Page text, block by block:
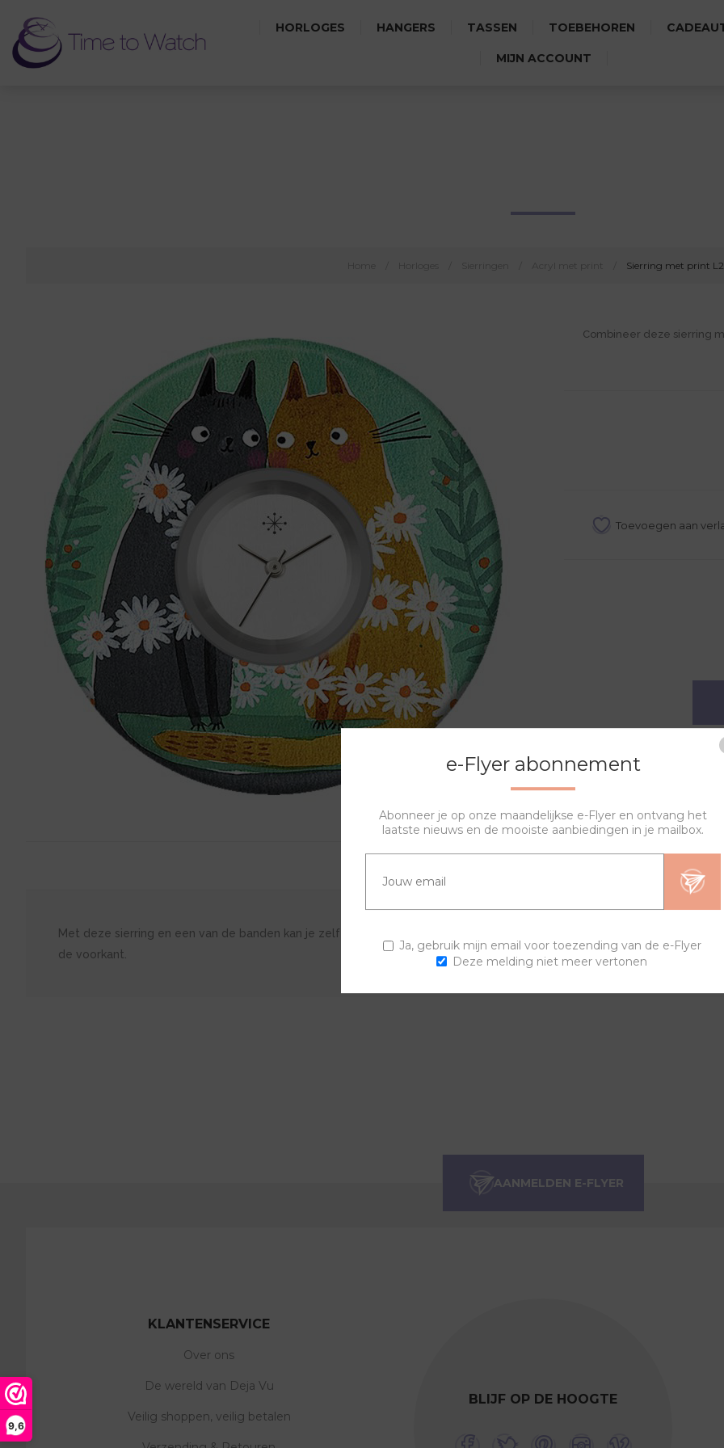
9,6
HORLOGES HANGERS TASSEN TOEBEHOREN
MIJN ACCOUNT
Sierring met print
Combineer deze sierring
VRAGEN?
Met deze sierring en een van de banden kan je zelf je eigen horloge samenstellen. De lyric sierring bestaat uit een
de voorkant.
BLIJF OP DE HOOGTE
KLANTENSERVICE
Over ons
De wereld van Deja Vu
Veilig shoppen, veilig betalen
e-Flyer abonnement
Abonneer je op onze maandelijkse e-Flyer en ontvang het
laatste nieuws en de mooiste aanbiedingen in je mailbox.
Ja, gebruik mijn email voor toezending van de e-Flyer
Deze melding niet meer vertonen